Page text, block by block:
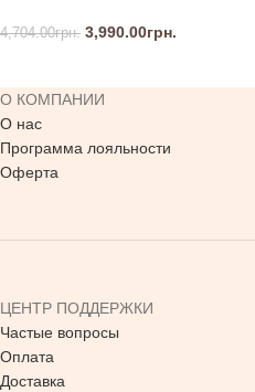
4,704.00грн. 3,990.00грн.
О КОМПАНИИ
О нас
Программа лояльности
Оферта
ЦЕНТР ПОДДЕРЖКИ
Частые вопросы
Оплата
Доставка